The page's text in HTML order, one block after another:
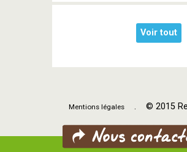
Voir tout
Mentions légales . © 2015